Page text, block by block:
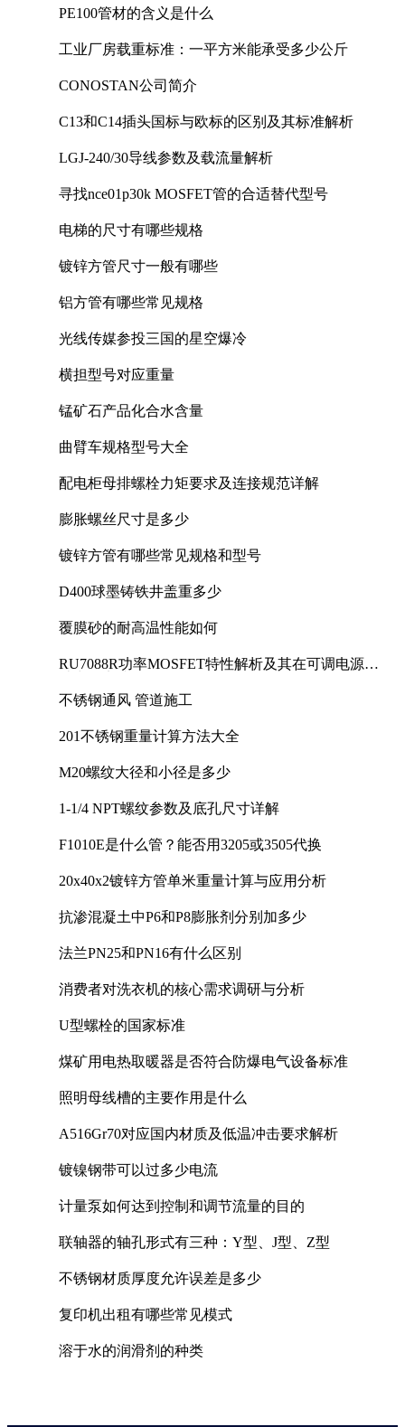
PE100管材的含义是什么
工业厂房载重标准：一平方米能承受多少公斤
CONOSTAN公司简介
C13和C14插头国标与欧标的区别及其标准解析
LGJ-240/30导线参数及载流量解析
寻找nce01p30k MOSFET管的合适替代型号
电梯的尺寸有哪些规格
镀锌方管尺寸一般有哪些
铝方管有哪些常见规格
光线传媒参投三国的星空爆冷
横担型号对应重量
锰矿石产品化合水含量
曲臂车规格型号大全
配电柜母排螺栓力矩要求及连接规范详解
膨胀螺丝尺寸是多少
镀锌方管有哪些常见规格和型号
D400球墨铸铁井盖重多少
覆膜砂的耐高温性能如何
RU7088R功率MOSFET特性解析及其在可调电源设
不锈钢通风 管道施工
201不锈钢重量计算方法大全
M20螺纹大径和小径是多少
1-1/4 NPT螺纹参数及底孔尺寸详解
F1010E是什么管？能否用3205或3505代换
20x40x2镀锌方管单米重量计算与应用分析
抗渗混凝土中P6和P8膨胀剂分别加多少
法兰PN25和PN16有什么区别
消费者对洗衣机的核心需求调研与分析
U型螺栓的国家标准
煤矿用电热取暖器是否符合防爆电气设备标准
照明母线槽的主要作用是什么
A516Gr70对应国内材质及低温冲击要求解析
镀镍钢带可以过多少电流
计量泵如何达到控制和调节流量的目的
联轴器的轴孔形式有三种：Y型、J型、Z型
不锈钢材质厚度允许误差是多少
复印机出租有哪些常见模式
溶于水的润滑剂的种类